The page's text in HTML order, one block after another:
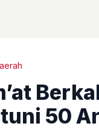
50